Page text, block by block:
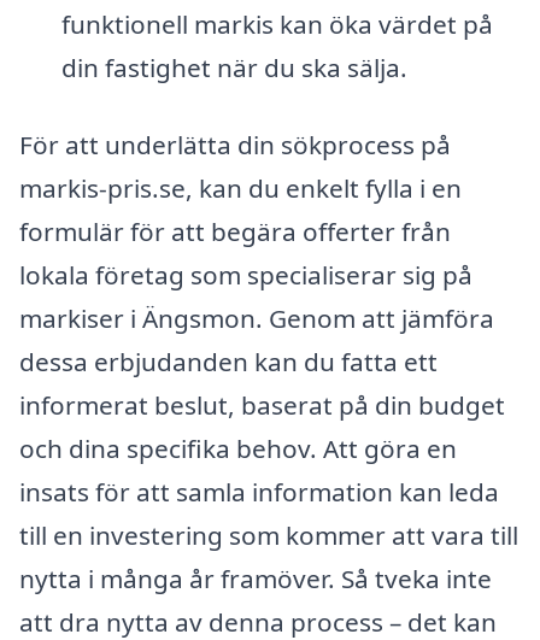
funktionell markis kan öka värdet på
din fastighet när du ska sälja.
För att underlätta din sökprocess på
markis-pris.se, kan du enkelt fylla i en
formulär för att begära offerter från
lokala företag som specialiserar sig på
markiser i Ängsmon. Genom att jämföra
dessa erbjudanden kan du fatta ett
informerat beslut, baserat på din budget
och dina specifika behov. Att göra en
insats för att samla information kan leda
till en investering som kommer att vara till
nytta i många år framöver. Så tveka inte
att dra nytta av denna process – det kan